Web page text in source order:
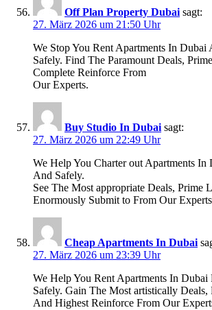
Off Plan Property Dubai sagt:
27. März 2026 um 21:50 Uhr
We Stop You Rent Apartments In Dubai
Safely. Find The Paramount Deals,
Complete Reinforce From
Our Experts.
Buy Studio In Dubai sagt:
27. März 2026 um 22:49 Uhr
We Help You Charter out Apartments In
And Safely.
See The Most appropriate Deals, Prime
Enormously Submit to From Our
Cheap Apartments In Dubai
27. März 2026 um 23:39 Uhr
We Help You Rent Apartments In Dubai
Safely. Gain The Most artistically Deals,
And Highest Reinforce From Our